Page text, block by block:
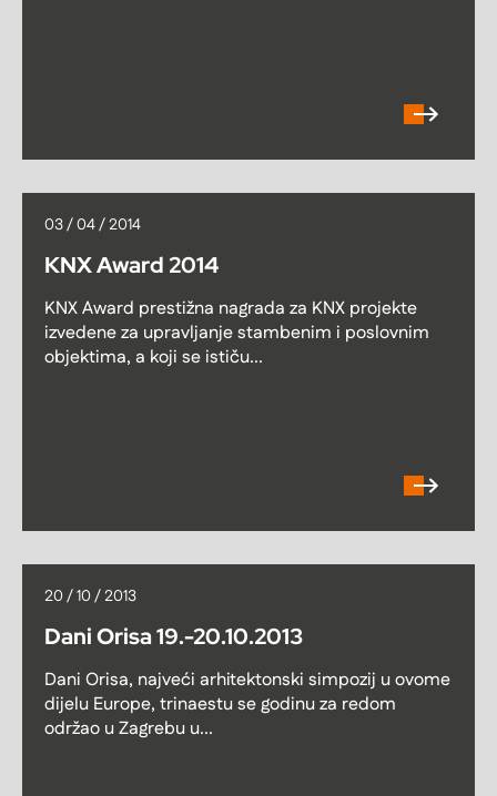
03 / 04 / 2014
KNX Award 2014
KNX Award prestižna nagrada za KNX projekte
izvedene za upravljanje stambenim i poslovnim
objektima, a koji se ističu...
20 / 10 / 2013
Dani Orisa 19.-20.10.2013
Dani Orisa, najveći arhitektonski simpozij u ovome
dijelu Europe, trinaestu se godinu za redom
održao u Zagrebu u...